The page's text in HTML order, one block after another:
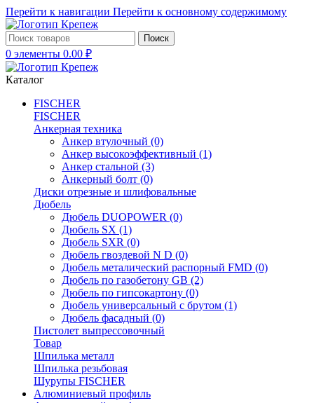
Перейти к навигации Перейти к основному содержимому
Поиск
0 элементы 0.00 ₽
Каталог
FISCHER
FISCHER
Анкерная техника
Анкер втулочный (0)
Анкер высокоэффективный (1)
Анкер стальной (3)
Анкерный болт (0)
Диски отрезные и шлифовальные
Дюбель
Дюбель DUOPOWER (0)
Дюбель SX (1)
Дюбель SXR (0)
Дюбель гвоздевой N D (0)
Дюбель металический распорный FMD (0)
Дюбель по газобетону GB (2)
Дюбель по гипсокартону (0)
Дюбель универсальный с брутом (1)
Дюбель фасадный (0)
Пистолет выпрессовочный
Товар
Шпилька металл
Шпилька резьбовая
Шурупы FISCHER
Алюминиевый профиль